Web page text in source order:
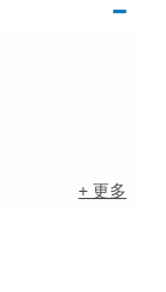
+ 更多